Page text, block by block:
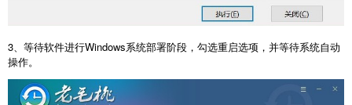
3、等待软件进行Windows系统部署阶段，勾选重启选项，并等待系统自动
操作。